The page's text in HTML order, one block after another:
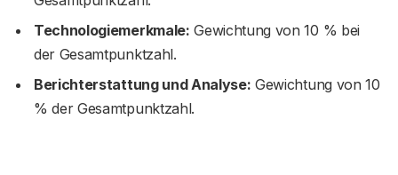
Technologiemerkmale: Gewichtung von 10 % bei
der Gesamtpunktzahl.
Berichterstattung und Analyse: Gewichtung von 10
% der Gesamtpunktzahl.